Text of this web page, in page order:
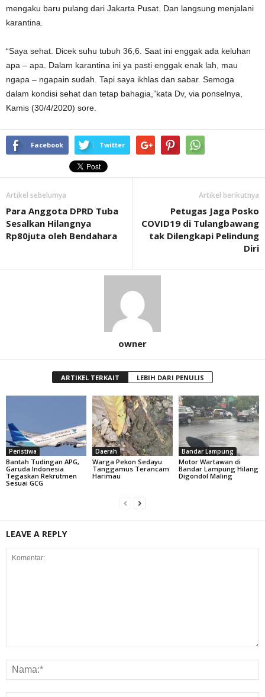
mengaku baru pulang dari Jakarta Pusat. Dan langsung menjalani
karantina.
“Saya sehat. Dicek suhu tubuh 36,6. Saat ini enggak ada keluhan
apa – apa. Dalam karantina ini ya pasti enggak enak lah, mau
ngapa – ngapain sudah. Tapi saya ikhlas dan sabar. Semoga
dalam kondisi sehat dan tetap bahagia,”kata Dv, via ponselnya,
Kamis (30/4/2020) sore.
Facebook Twitter
Artikel sebelumya
Para Anggota DPRD Tuba
Sesalkan Hilangnya
Rp80juta oleh Bendahara
Artikel berikutnya
Petugas Jaga Posko
COVID19 di Tulangbawang
tak Dilengkapi Pelindung
Diri
owner
ARTIKEL TERKAIT LEBIH DARI PENULIS
Peristiwa
Bantah Tudingan APG,
Garuda Indonesia
Tegaskan Rekrutmen
Sesuai GCG
Daerah
Warga Pekon Sedayu
Tanggamus Terancam
Harimau
Bandar Lampung
Motor Wartawan di
Bandar Lampung Hilang
Digondol Maling
LEAVE A REPLY